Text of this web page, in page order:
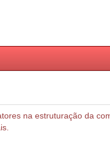
na estruturação da